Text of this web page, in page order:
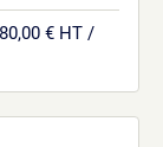
€ HT /